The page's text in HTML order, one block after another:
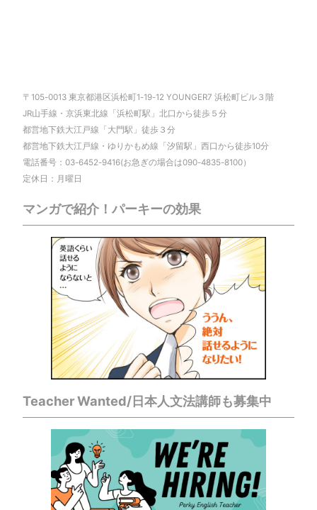
〒105-0013 東京都港区浜松町1-19-12 YOUNGER7 浜松町ビル３階
JR山手線・京浜東北線「浜松町駅」北口から徒歩５分
都営地下鉄大江戸線「大門駅」徒歩３分
都営地下鉄大江戸線・ゆりかもめ線「汐留駅」西口から徒歩10分
電話番号：03-6452-9416(お急ぎの場合は090-4835-8100）
定休日：月曜日
マンガで紹介！パーキーの効果
Teacher Wanted/日本人文法講師も募集中